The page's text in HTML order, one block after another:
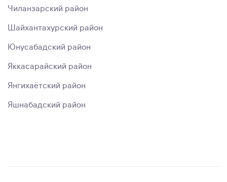
Чиланзарский район
Шайхантахурский район
Юнусабадский район
Яккасарайский район
Янгихаётский район
Яшнабадский район